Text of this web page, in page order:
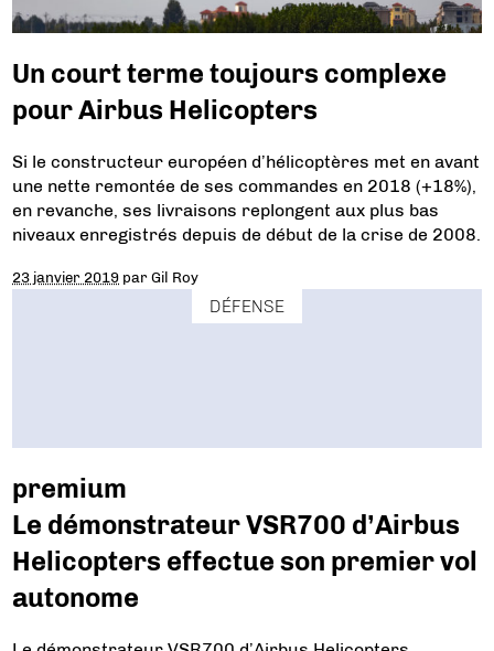
Un court terme toujours complexe
pour Airbus Helicopters
Si le constructeur européen d’hélicoptères met en avant
une nette remontée de ses commandes en 2018 (+18%),
en revanche, ses livraisons replongent aux plus bas
niveaux enregistrés depuis de début de la crise de 2008.
23 janvier 2019 parGil Roy
DÉFENSE
premium
Le démonstrateur VSR700 d’Airbus
Helicopters effectue son premier vol
autonome